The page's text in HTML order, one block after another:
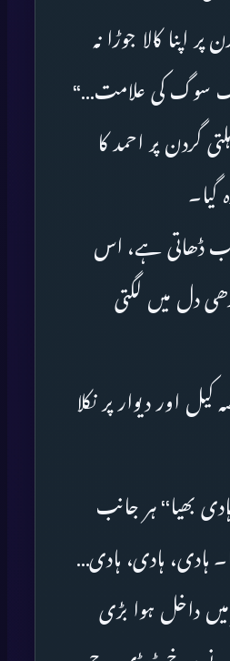
اپنا کالا جوڑا نہ
رنگ سوگ کی علامت…‘‘
گردن پر احمد کا
ڈھاتی ہے، اس
دل میں لگتی
اور دیوار پر نکلا
بھیا‘‘ ہر جانب
ہادی، ہادی، ہادی…
میں داخل ہوا بڑی